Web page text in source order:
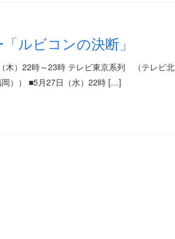
ルビコンの決断」
）22時～23時 テレビ東京系列 （テレビ北
）） ■5月27日（水）22時 […]